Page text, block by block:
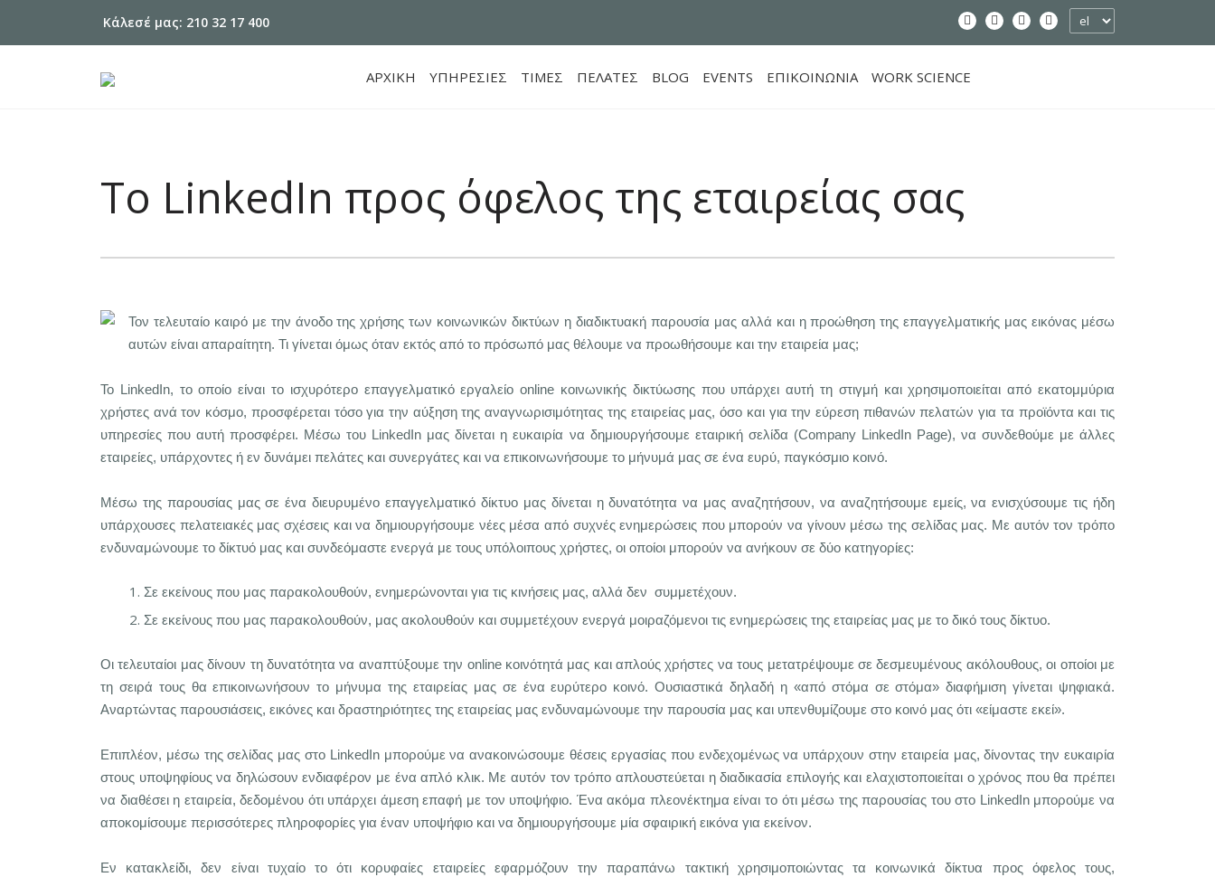
Κάλεσέ μας: 210 32 17 400
ΑΡΧΙΚΗ ΥΠΗΡΕΣΙΕΣ ΤΙΜEΣ ΠΕΛΑΤΕΣ BLOG EVENTS ΕΠΙΚΟΙΝΩΝΙΑ WORK SCIENCE
Το LinkedIn προς όφελος της εταιρείας σας
Τον τελευταίο καιρό με την άνοδο της χρήσης των κοινωνικών δικτύων η διαδικτυακή παρουσία μας αλλά και η προώθηση της επαγγελματικής μας εικόνας μέσω
αυτών είναι απαραίτητη. Τι γίνεται όμως όταν εκτός από το πρόσωπό μας θέλουμε να προωθήσουμε και την εταιρεία μας;
Το LinkedIn, το οποίο είναι το ισχυρότερο επαγγελματικό εργαλείοonline κοινωνικής δικτύωσης που υπάρχει αυτή τη στιγμή και χρησιμοποιείται από εκατομμύρια
χρήστες ανά τον κόσμο, προσφέρεται τόσο για την αύξηση της αναγνωρισιμότητας της εταιρείας μας, όσο και για την εύρεση πιθανών πελατών για τα προϊόντα και τις
υπηρεσίες που αυτή προσφέρει. Μέσω του LinkedIn μας δίνεται η ευκαιρία να δημιουργήσουμε εταιρική σελίδα (Company LinkedIn Page), να συνδεθούμε με άλλες
εταιρείες, υπάρχοντες ή εν δυνάμει πελάτες και συνεργάτες και να επικοινωνήσουμε το μήνυμά μας σε ένα ευρύ, παγκόσμιο κοινό.
Μέσω της παρουσίας μας σε ένα διευρυμένο επαγγελματικό δίκτυο μας δίνεται η δυνατότητα να μας αναζητήσουν, να αναζητήσουμε εμείς, να ενισχύσουμε τις ήδη
υπάρχουσες πελατειακές μας σχέσεις και να δημιουργήσουμε νέες μέσα από συχνές ενημερώσεις που μπορούν να γίνουν μέσω της σελίδας μας. Με αυτόν τον τρόπο
ενδυναμώνουμε το δίκτυό μας και συνδεόμαστε ενεργά με τους υπόλοιπους χρήστες, οι οποίοι μπορούν να ανήκουν σε δύο κατηγορίες:
Σε εκείνους που μας παρακολουθούν, ενημερώνονται για τις κινήσεις μας, αλλά δεν συμμετέχουν.
Σε εκείνους που μας παρακολουθούν, μας ακολουθούν και συμμετέχουν ενεργά μοιραζόμενοι τις ενημερώσεις της εταιρείας μας με το δικό τους δίκτυο.
Οι τελευταίοι μας δίνουν τη δυνατότητα να αναπτύξουμε την online κοινότητά μας και απλούς χρήστες να τους μετατρέψουμε σε δεσμευμένους ακόλουθους, οι οποίοι με
τη σειρά τους θα επικοινωνήσουν το μήνυμα της εταιρείας μας σε ένα ευρύτερο κοινό. Ουσιαστικά δηλαδή η «από στόμα σε στόμα» διαφήμιση γίνεται ψηφιακά.
Αναρτώντας παρουσιάσεις, εικόνες και δραστηριότητες της εταιρείας μας ενδυναμώνουμε την παρουσία μας και υπενθυμίζουμε στο κοινό μας ότι «είμαστε εκεί».
Επιπλέον, μέσω της σελίδας μας στο LinkedIn μπορούμε να ανακοινώσουμε θέσεις εργασίας που ενδεχομένως να υπάρχουν στην εταιρεία μας, δίνοντας την ευκαιρία
στους υποψηφίους να δηλώσουν ενδιαφέρον με ένα απλό κλικ. Με αυτόν τον τρόπο απλουστεύεται η διαδικασία επιλογής και ελαχιστοποιείται ο χρόνος που θα πρέπει
να διαθέσει η εταιρεία, δεδομένου ότι υπάρχει άμεση επαφή με τον υποψήφιο. Ένα ακόμα πλεονέκτημα είναι το ότι μέσω της παρουσίας του στο LinkedIn μπορούμε να
αποκομίσουμε περισσότερες πληροφορίες για έναν υποψήφιο και να δημιουργήσουμε μία σφαιρική εικόνα για εκείνον.
Εν κατακλείδι, δεν είναι τυχαίο το ότι κορυφαίες εταιρείες εφαρμόζουν την παραπάνω τακτική χρησιμοποιώντας τα κοινωνικά δίκτυα προς όφελος τους,